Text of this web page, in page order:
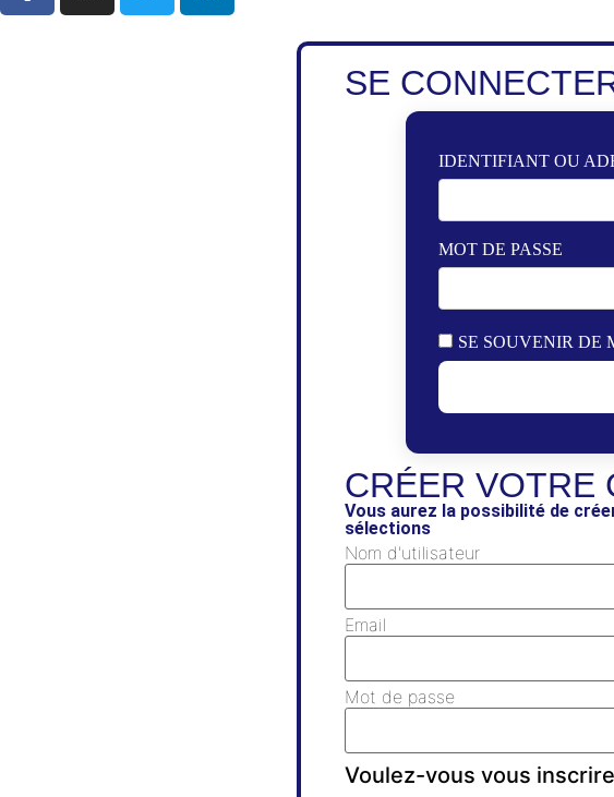
SE
IDENTIFIANT OU
MOT DE PASSE
SE SOUVENIR DE
CRÉER VOTRE
Vous aurez la possibilité de
sélections
Nom d'utilisateur
Email
Mot de passe
Voulez-vous vous